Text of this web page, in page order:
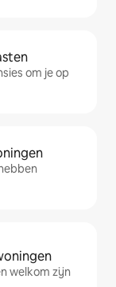
om je op
welkom zijn